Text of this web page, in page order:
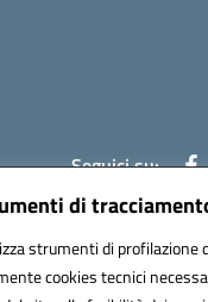
di
strumenti di profilazione
cookies tecnici
Seguici su: